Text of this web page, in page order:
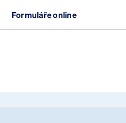
Formuláře online